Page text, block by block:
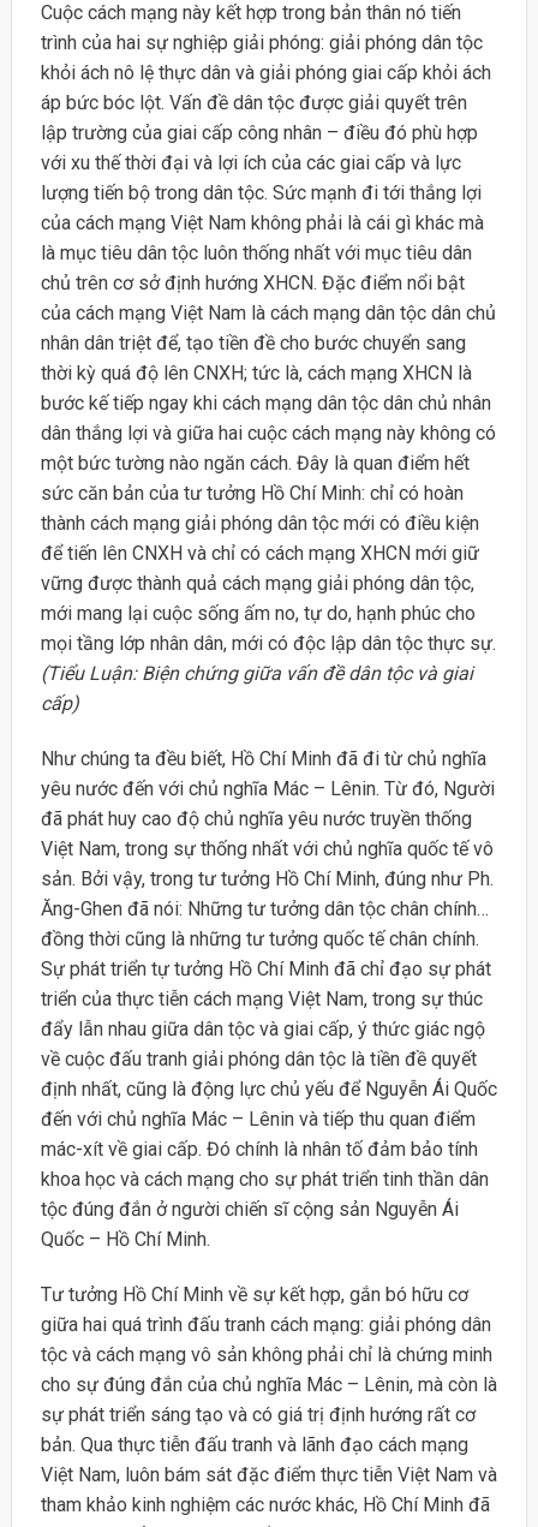
Cuộc cách mạng này kết hợp trong bản thân nó tiến
trình của hai sự nghiệp giải phóng: giải phóng dân tộc
khỏi ách nô lệ thực dân và giải phóng giai cấp khỏi ách
áp bức bóc lột. Vấn đề dân tộc được giải quyết trên
lập trường của giai cấp công nhân – điều đó phù hợp
với xu thế thời đại và lợi ích của các giai cấp và lực
lượng tiến bộ trong dân tộc. Sức mạnh đi tới thắng lợi
của cách mạng Việt Nam không phải là cái gì khác mà
là mục tiêu dân tộc luôn thống nhất với mục tiêu dân
chủ trên cơ sở định hướng XHCN. Đặc điểm nổi bật
của cách mạng Việt Nam là cách mạng dân tộc dân chủ
nhân dân triệt để, tạo tiền đề cho bước chuyển sang
thời kỳ quá độ lên CNXH; tức là, cách mạng XHCN là
bước kế tiếp ngay khi cách mạng dân tộc dân chủ nhân
dân thắng lợi và giữa hai cuộc cách mạng này không có
một bức tường nào ngăn cách. Đây là quan điểm hết
sức căn bản của tư tưởng Hồ Chí Minh: chỉ có hoàn
thành cách mạng giải phóng dân tộc mới có điều kiện
để tiến lên CNXH và chỉ có cách mạng XHCN mới giữ
vững được thành quả cách mạng giải phóng dân tộc,
mới mang lại cuộc sống ấm no, tự do, hạnh phúc cho
mọi tầng lớp nhân dân, mới có độc lập dân tộc thực sự.
(Tiểu Luận: Biện chứng giữa vấn đề dân tộc và giai
cấp)
Như chúng ta đều biết, Hồ Chí Minh đã đi từ chủ nghĩa
yêu nước đến với chủ nghĩa Mác – Lênin. Từ đó, Người
đã phát huy cao độ chủ nghĩa yêu nước truyền thống
Việt Nam, trong sự thống nhất với chủ nghĩa quốc tế vô
sản. Bởi vậy, trong tư tưởng Hồ Chí Minh, đúng như Ph.
Ăng-Ghen đã nói: Những tư tưởng dân tộc chân chính…
đồng thời cũng là những tư tưởng quốc tế chân chính.
Sự phát triển tự tưởng Hồ Chí Minh đã chỉ đạo sự phát
triển của thực tiễn cách mạng Việt Nam, trong sự thúc
đẩy lẫn nhau giữa dân tộc và giai cấp, ý thức giác ngộ
về cuộc đấu tranh giải phóng dân tộc là tiền đề quyết
định nhất, cũng là động lực chủ yếu để Nguyễn Ái Quốc
đến với chủ nghĩa Mác – Lênin và tiếp thu quan điểm
mác-xít về giai cấp. Đó chính là nhân tố đảm bảo tính
khoa học và cách mạng cho sự phát triển tinh thần dân
tộc đúng đắn ở người chiến sĩ cộng sản Nguyễn Ái
Quốc – Hồ Chí Minh.
Tư tưởng Hồ Chí Minh về sự kết hợp, gắn bó hữu cơ
giữa hai quá trình đấu tranh cách mạng: giải phóng dân
tộc và cách mạng vô sản không phải chỉ là chứng minh
cho sự đúng đắn của chủ nghĩa Mác – Lênin, mà còn là
sự phát triển sáng tạo và có giá trị định hướng rất cơ
bản. Qua thực tiễn đấu tranh và lãnh đạo cách mạng
Việt Nam, luôn bám sát đặc điểm thực tiễn Việt Nam và
tham khảo kinh nghiệm các nước khác, Hồ Chí Minh đã